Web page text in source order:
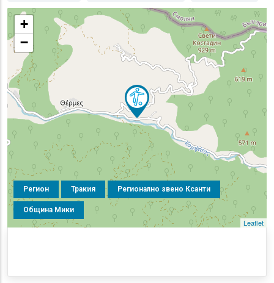
Регион Тракия Регионално звено Ксанти
Община Мики
+
−
Leaflet